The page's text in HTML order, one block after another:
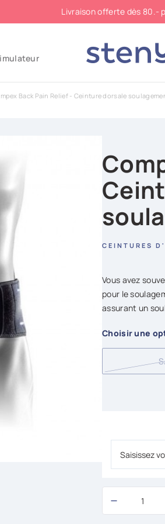
Livraison offerte dès 80.-
Back Pain Relief - Ceinture dorsale
CEINTURES
Vous avez
pour le
assurant un
Choisir une
−